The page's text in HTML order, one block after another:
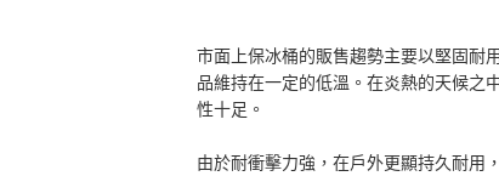
市面上保冰桶的販售趨勢主要以堅固耐
品維持在一定的低溫。在炎熱的天候之
性十足。
由於耐衝擊力強，在戶外更顯持久耐用